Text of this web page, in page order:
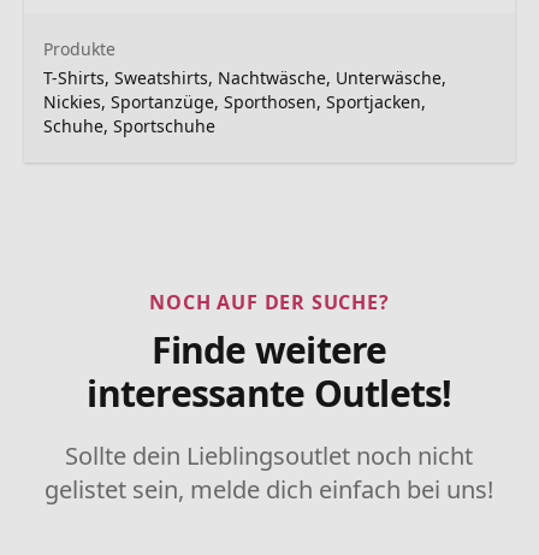
Produkte
T-Shirts, Sweatshirts, Nachtwäsche, Unterwäsche,
Nickies, Sportanzüge, Sporthosen, Sportjacken,
Schuhe, Sportschuhe
NOCH AUF DER SUCHE?
Finde weitere
interessante Outlets!
Sollte dein Lieblingsoutlet noch nicht
gelistet sein, melde dich einfach bei uns!